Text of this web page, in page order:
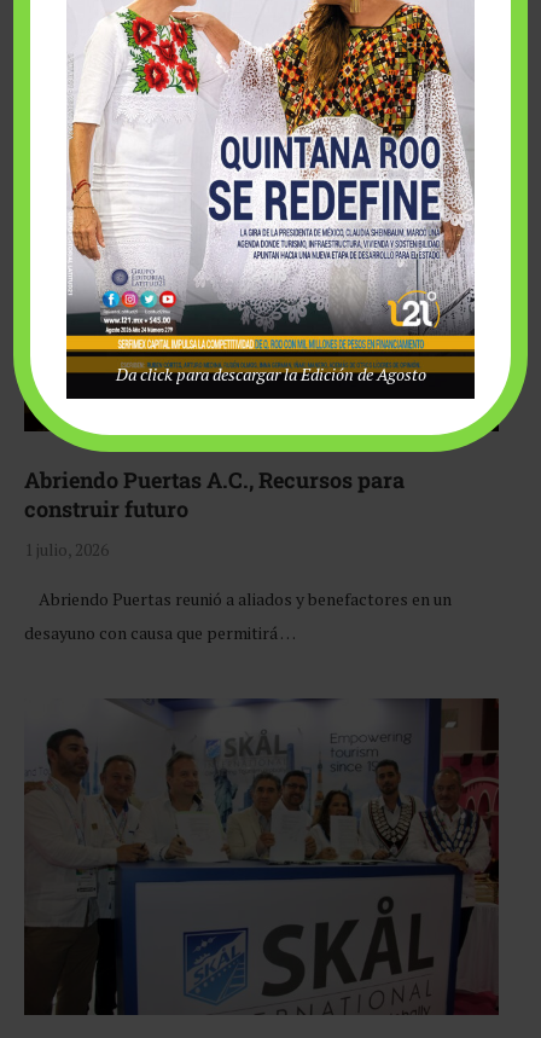
Fairmont Mayakoba y Make-A-Wish México unieron
esfuerzos para hacer realidad el deseo de una …
Abriendo Puertas A.C., Recursos para
construir futuro
1 julio, 2026
Abriendo Puertas reunió a aliados y benefactores en un
desayuno con causa que permitirá …
Da click para descargar la Edición de Agosto